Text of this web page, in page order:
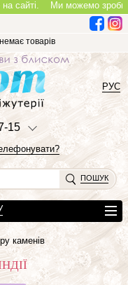
сайті. Ми можемо
товарів
15
РУС
ПОШУК
каменів